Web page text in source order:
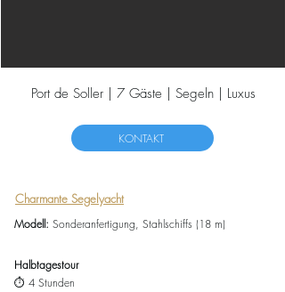
Port de Soller | 7 Gäste | Segeln | Luxus
KONTAKT
Charmante Segelyacht
Modell: Sonderanfertigung, Stahlschiffs (18 m)
Halbtagestour
⏱️ 4 Stunden